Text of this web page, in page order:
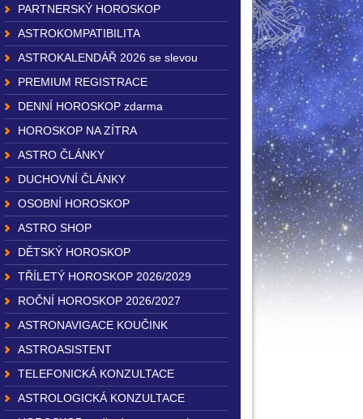
PARTNERSKÝ HOROSKOP
ASTROKOMPATIBILITA
ASTROKALENDÁŘ 2026 se slevou
PREMIUM REGISTRACE
DENNÍ HOROSKOP zdarma
HOROSKOP NA ZÍTRA
ASTRO ČLÁNKY
DUCHOVNÍ ČLÁNKY
OSOBNÍ HOROSKOP
ASTRO SHOP
DĚTSKÝ HOROSKOP
TŘÍLETÝ HOROSKOP 2026/2029
ROČNÍ HOROSKOP 2026/2027
ASTRONAVIGACE KOUČINK
ASTROASISTENT
TELEFONICKÁ KONZULTACE
ASTROLOGICKÁ KONZULTACE